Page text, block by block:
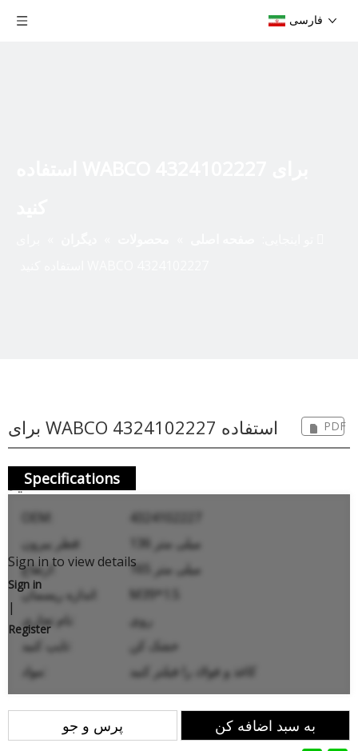
فارسی
برای WABCO 4324102227 استفاده
کنید
PDF
Specifications
OEM:
4324102227
136 میلی متر
ارتفاع:
165 میلی متر
M39*1.5
روی
خشک کن
کاغذ و فولاد را فیلتر کنید
Sign in to view details
Sign in
|
Register
پرس و جو به سبد اضافه کن